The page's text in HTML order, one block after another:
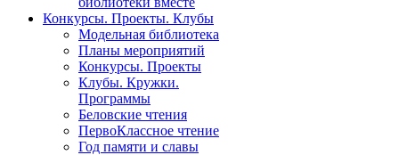
Конкурсы. Проекты. Клубы
Модельная библиотека
Планы мероприятий
Конкурсы. Проекты
Клубы. Кружки.
Программы
Беловские чтения
ПервоКлассное чтение
Год памяти и славы